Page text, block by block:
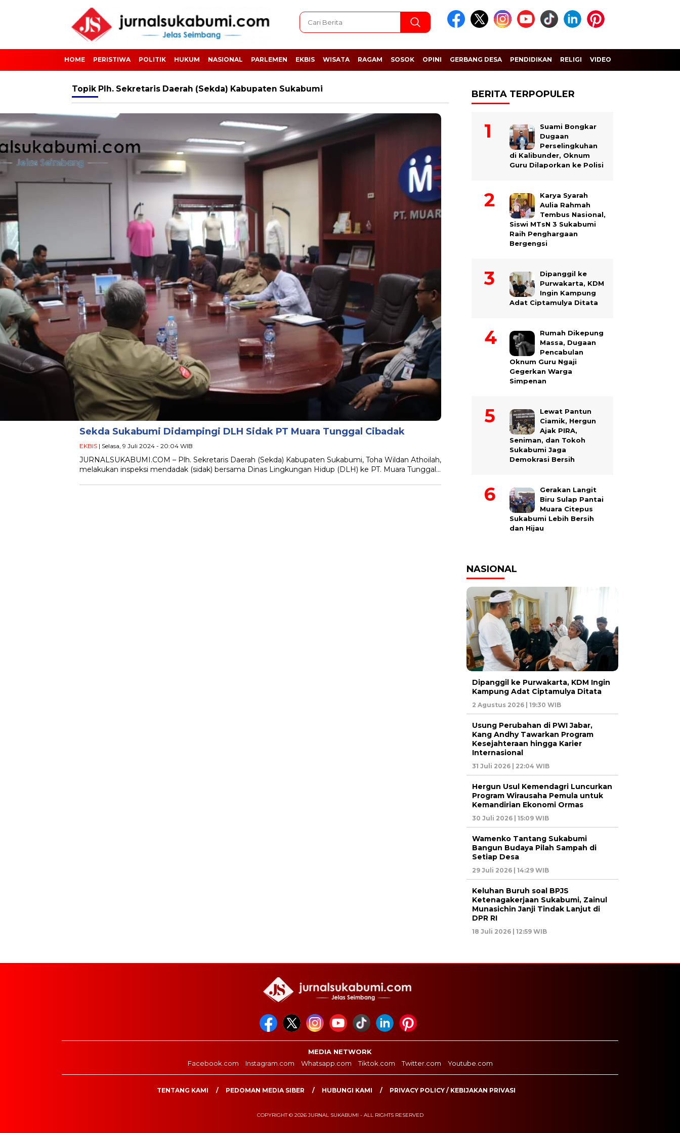
HOME PERISTIWA POLITIK HUKUM NASIONAL PARLEMEN EKBIS WISATA RAGAM SOSOK OPINI GERBANG DESA PENDIDIKAN RELIGI VIDEO
Topik Plh. Sekretaris Daerah (Sekda) Kabupaten Sukabumi
Sekda Sukabumi Didampingi DLH Sidak PT Muara Tunggal Cibadak
EKBIS | Selasa, 9 Juli 2024 - 20:04 WIB
JURNALSUKABUMI.COM – Plh. Sekretaris Daerah (Sekda) Kabupaten Sukabumi, Toha Wildan Athoilah,
melakukan inspeksi mendadak (sidak) bersama Dinas Lingkungan Hidup (DLH) ke PT. Muara Tunggal…
BERITA TERPOPULER
Suami Bongkar
Dugaan
Perselingkuhan
di Kalibunder, Oknum
Guru Dilaporkan ke Polisi
Karya Syarah
Aulia Rahmah
Tembus Nasional,
Siswi MTsN 3 Sukabumi
Raih Penghargaan
Bergengsi
Dipanggil ke
Purwakarta, KDM
Ingin Kampung
Adat Ciptamulya Ditata
Rumah Dikepung
Massa, Dugaan
Pencabulan
Oknum Guru Ngaji
Gegerkan Warga
Simpenan
Lewat Pantun
Ciamik, Hergun
Ajak PIRA,
Seniman, dan Tokoh
Sukabumi Jaga
Demokrasi Bersih
Gerakan Langit
Biru Sulap Pantai
Muara Citepus
Sukabumi Lebih Bersih
dan Hijau
NASIONAL
Dipanggil ke Purwakarta, KDM Ingin
Kampung Adat Ciptamulya Ditata
2 Agustus 2026 | 19:30 WIB
Usung Perubahan di PWI Jabar,
Kang Andhy Tawarkan Program
Kesejahteraan hingga Karier
Internasional
31 Juli 2026 | 22:04 WIB
Hergun Usul Kemendagri Luncurkan
Program Wirausaha Pemula untuk
Kemandirian Ekonomi Ormas
30 Juli 2026 | 15:09 WIB
Wamenko Tantang Sukabumi
Bangun Budaya Pilah Sampah di
Setiap Desa
29 Juli 2026 | 14:29 WIB
Keluhan Buruh soal BPJS
Ketenagakerjaan Sukabumi, Zainul
Munasichin Janji Tindak Lanjut di
DPR RI
18 Juli 2026 | 12:59 WIB
MEDIA NETWORK
Facebook.com
Instagram.com Whatsapp.com Tiktok.com Twitter.com Youtube.com
TENTANG KAMI PEDOMAN MEDIA SIBER HUBUNGI KAMI PRIVACY POLICY / KEBIJAKAN PRIVASI
COPYRIGHT © 2026 JURNAL SUKABUMI - ALL RIGHTS RESERVED